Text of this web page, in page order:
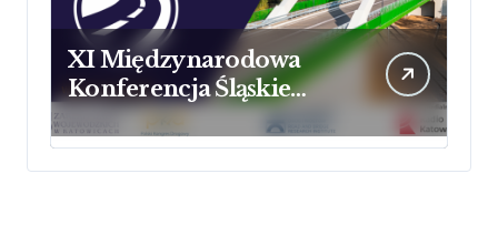
XI Międzynarodowa
Konferencja Śląskie
Forum Drogownictwa
l
i
n
k
d
o
t
r
e
ś
ci